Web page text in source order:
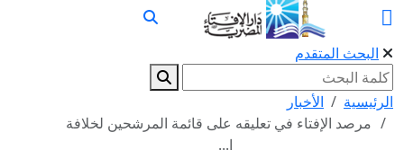
البحث المتقدم
الرئيسية
الأخبار
مرصد الإفتاء في تعليقه على قائمة المرشحين لخلافة
ا...